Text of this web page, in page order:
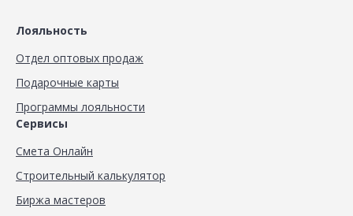
Лояльность
Отдел оптовых продаж
Подарочные карты
Программы лояльности
Сервисы
Смета Онлайн
Строительный калькулятор
Биржа мастеров